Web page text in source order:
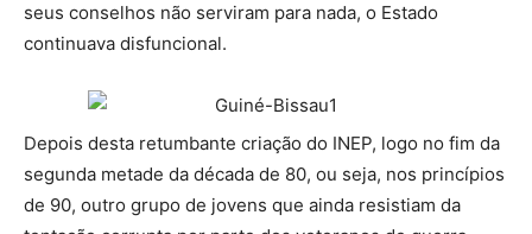
seus conselhos não serviram para nada, o Estado
continuava disfuncional.
Depois desta retumbante criação do INEP, logo no fim da
segunda metade da década de 80, ou seja, nos princípios
de 90, outro grupo de jovens que ainda resistiam da